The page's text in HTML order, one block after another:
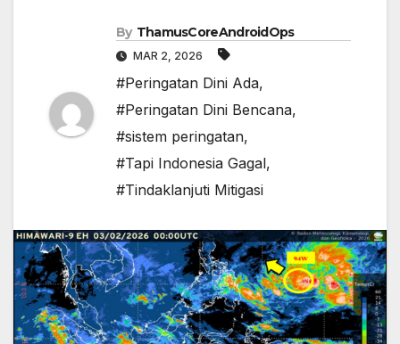
By ThamusCoreAndroidOps
MAR 2, 2026
#Peringatan Dini Ada,
#Peringatan Dini Bencana,
#sistem peringatan,
#Tapi Indonesia Gagal,
#Tindaklanjuti Mitigasi